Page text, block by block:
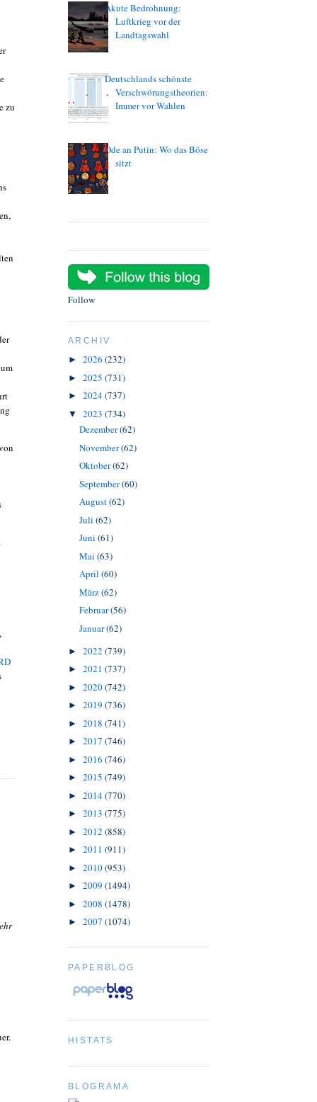
zu
Akute Bedrohnung:
Luftkrieg vor der
Landtagswahl
Deutschlands schönste
Verschwörungstheorien:
Immer vor Wahlen
Ode an Putin: Wo das Böse
sitzt
Follow
ARCHIV
► 2026 (232)
► 2025 (731)
► 2024(737)
▼ 2023 (734)
Dezember(62)
November(62)
Oktober(62)
September(60)
August(62)
Juli (62)
Juni (61)
Mai (63)
April (60)
März(62)
Februar(56)
Januar(62)
► 2022 (739)
► 2021 (737)
► 2020(742)
► 2019 (736)
► 2018 (741)
► 2017 (746)
► 2016 (746)
► 2015 (749)
► 2014(770)
► 2013 (775)
► 2012 (858)
► 2011 (911)
► 2010(953)
► 2009 (1494)
► 2008 (1478)
► 2007 (1074)
PAPERBLOG
HISTATS
BLOGRAMA